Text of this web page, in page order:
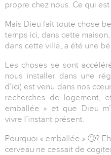
propre chez nous. Ce qui est
Mais Dieu fait toute chose
temps ici, dans cette
dans cette ville, a été une
Les choses se sont
nous installer dans une
d’ici) est venu dans nos
recherches de logement,
emballée » et que Dieu
vivre l’instant présent.
Pourquoi « emballée » 🙄?
cerveau ne cessait de